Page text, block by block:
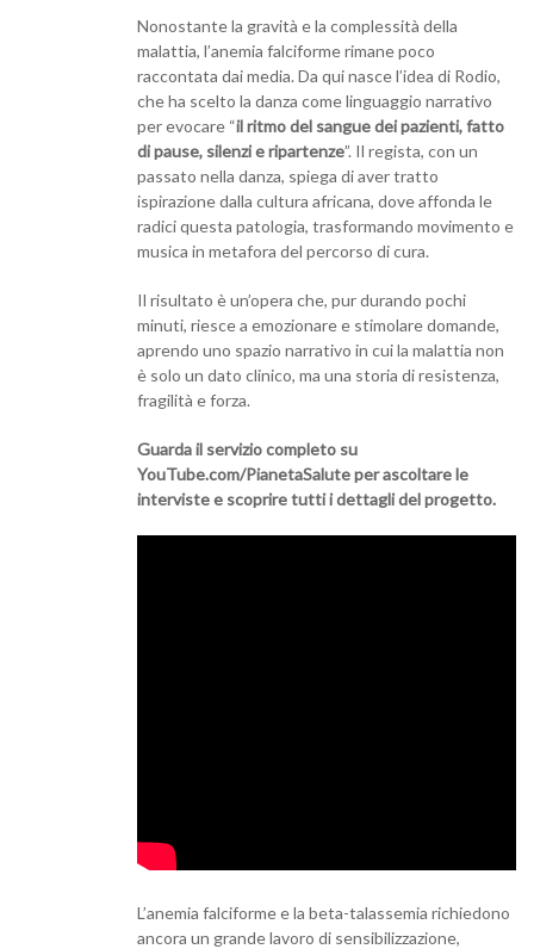
Nonostante la gravità e la complessità della
malattia, l’anemia falciforme rimane poco
raccontata dai media. Da qui nasce l’idea di Rodio,
che ha scelto la danza come linguaggio narrativo
per evocare “il ritmo del sangue dei pazienti, fatto
di pause, silenzi e ripartenze”. Il regista, con un
passato nella danza, spiega di aver tratto
ispirazione dalla cultura africana, dove affonda le
radici questa patologia, trasformando movimento e
musica in metafora del percorso di cura.
Il risultato è un’opera che, pur durando pochi
minuti, riesce a emozionare e stimolare domande,
aprendo uno spazio narrativo in cui la malattia non
è solo un dato clinico, ma una storia di resistenza,
fragilità e forza.
Guarda il servizio completo su
YouTube.com/PianetaSalute per ascoltare le
interviste e scoprire tutti i dettagli del progetto.
L’anemia falciforme e la beta-talassemia richiedono
ancora un grande lavoro di sensibilizzazione,